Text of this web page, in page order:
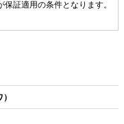
証適用の条件となります。